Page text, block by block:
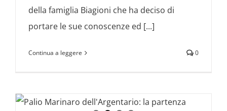
della famiglia Biagioni che ha deciso di
portare le sue conoscenze ed [...]
Continua a leggere 0